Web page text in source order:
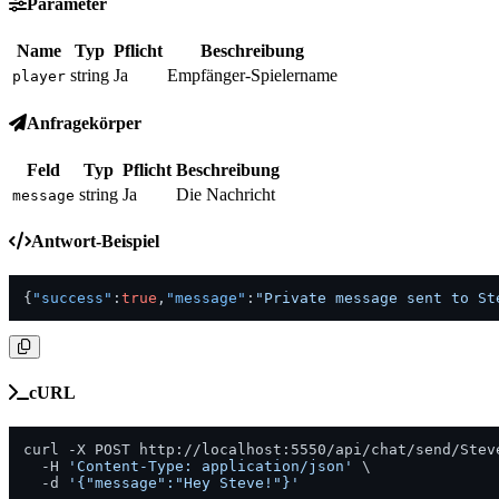
Parameter
Name Typ Pflicht Beschreibung
player string Ja Empfänger-Spielername
Anfragekörper
Feld Typ Pflicht Beschreibung
message string Ja Die Nachricht
Antwort-Beispiel
{ "success" : true , "message" : "Private message sent to
cURL
curl -X POST http://localhost:5550/api/chat/send/
  -H
'Content-Type: application/json'
\
  -d
'{"message":"Hey Steve!"}'